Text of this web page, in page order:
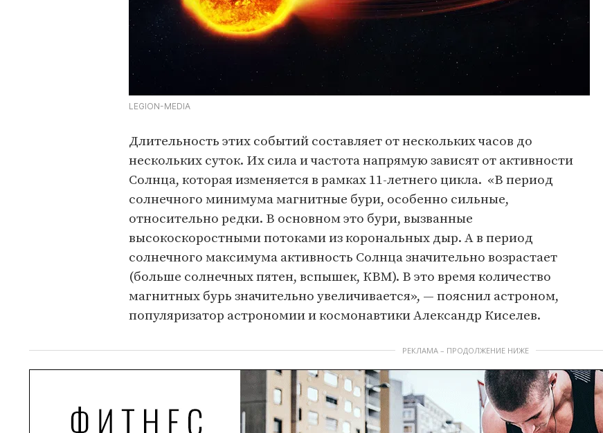
LEGION-MEDIA
Длительность этих событий составляет от нескольких часов до
нескольких суток. Их сила и частота напрямую зависят от активности
Солнца, которая изменяется в рамках 11-летнего цикла. «В период
солнечного минимума магнитные бури, особенно сильные,
относительно редки. В основном это бури, вызванные
высокоскоростными потоками из корональных дыр. А в период
солнечного максимума активность Солнца значительно возрастает
(больше солнечных пятен, вспышек, КВМ). В это время количество
магнитных бурь значительно увеличивается», — пояснил астроном,
популяризатор астрономии и космонавтики Александр Киселев.
РЕКЛАМА – ПРОДОЛЖЕНИЕ НИЖЕ